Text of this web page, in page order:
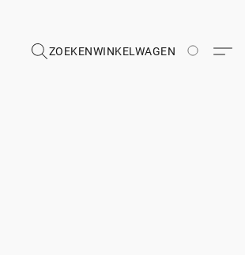
ZOEKENWINKELWAGEN